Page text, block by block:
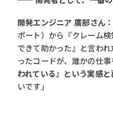
開発エンジニア 廣部さん：
ポート）から『クレーム
できて助かった』と言わ
ったコードが、誰かの仕事
われている』という実感と
いです」